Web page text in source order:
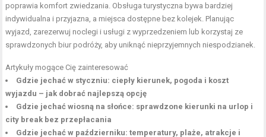
poprawia komfort zwiedzania. Obsługa turystyczna bywa bardziej
indywidualna i przyjazna, a miejsca dostępne bez kolejek. Planując
wyjazd, zarezerwuj noclegi i usługi z wyprzedzeniem lub korzystaj ze
sprawdzonych biur podróży, aby uniknąć nieprzyjemnych niespodzianek.
Artykuły mogące Cię zainteresować
Gdzie jechać w styczniu: ciepły kierunek, pogoda i koszt
wyjazdu – jak dobrać najlepszą opcję
Gdzie jechać wiosną na słońce: sprawdzone kierunki na urlop i
city break bez przepłacania
Gdzie jechać w październiku: temperatury, plaże, atrakcje i